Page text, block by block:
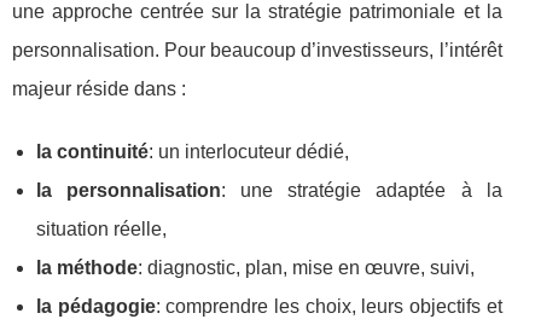
une approche centrée sur la stratégie patrimoniale et la
personnalisation. Pour beaucoup d’investisseurs, l’intérêt
majeur réside dans :
la continuité: un interlocuteur dédié,
la personnalisation: une stratégie adaptée à la
situation réelle,
la méthode: diagnostic, plan, mise en œuvre, suivi,
la pédagogie: comprendre les choix, leurs objectifs et